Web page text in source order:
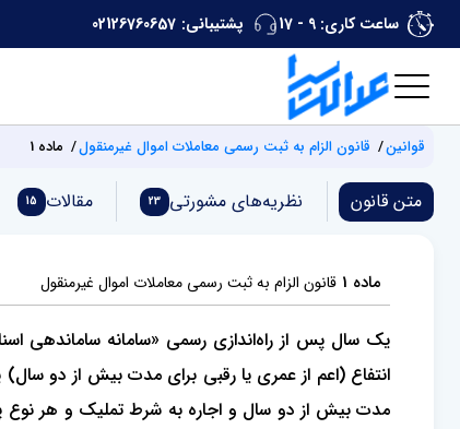
ساعت کاری: 9 - 17 پشتیبانی: 02126760657
قوانین قانون الزام به ثبت رسمی معاملات اموال غیرمنقول ماده 1
متن قانون نظریه‌های مشورتی 23 مقالات 15
ماده 1 قانون الزام به ثبت رسمی معاملات اموال غیرمنقول
انتفاع (اعم از عمری یا رقبی برای مدت بیش از دو سال)
مدت بیش از دو سال و اجاره به شرط تملیک و هر نوع